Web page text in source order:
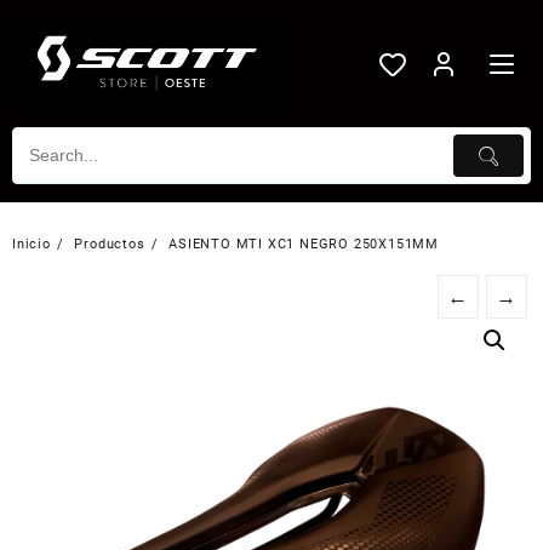
contenido
Inicio Productos ASIENTO MTI XC1 NEGRO 250X151MM
← →